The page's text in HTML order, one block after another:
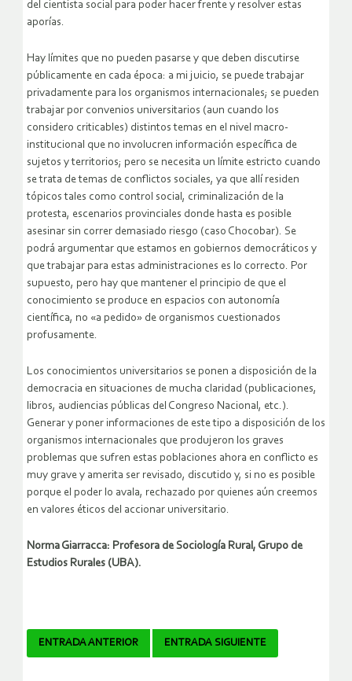
del cientista social para poder hacer frente y resolver estas
aporías.
Hay límites que no pueden pasarse y que deben discutirse
públicamente en cada época: a mi juicio, se puede trabajar
privadamente para los organismos internacionales; se pueden
trabajar por convenios universitarios (aun cuando los
considero criticables) distintos temas en el nivel macro-
institucional que no involucren información específica de
sujetos y territorios; pero se necesita un límite estricto cuando
se trata de temas de conflictos sociales, ya que allí residen
tópicos tales como control social, criminalización de la
protesta, escenarios provinciales donde hasta es posible
asesinar sin correr demasiado riesgo (caso Chocobar). Se
podrá argumentar que estamos en gobiernos democráticos y
que trabajar para estas administraciones es lo correcto. Por
supuesto, pero hay que mantener el principio de que el
conocimiento se produce en espacios con autonomía
científica, no «a pedido» de organismos cuestionados
profusamente.
Los conocimientos universitarios se ponen a disposición de la
democracia en situaciones de mucha claridad (publicaciones,
libros, audiencias públicas del Congreso Nacional, etc.).
Generar y poner informaciones de este tipo a disposición de los
organismos internacionales que produjeron los graves
problemas que sufren estas poblaciones ahora en conflicto es
muy grave y amerita ser revisado, discutido y, si no es posible
porque el poder lo avala, rechazado por quienes aún creemos
en valores éticos del accionar universitario.
Norma Giarracca: Profesora de Sociología Rural, Grupo de
Estudios Rurales (UBA).
Navegador
ENTRADA ANTERIOR ENTRADA SIGUIENTE